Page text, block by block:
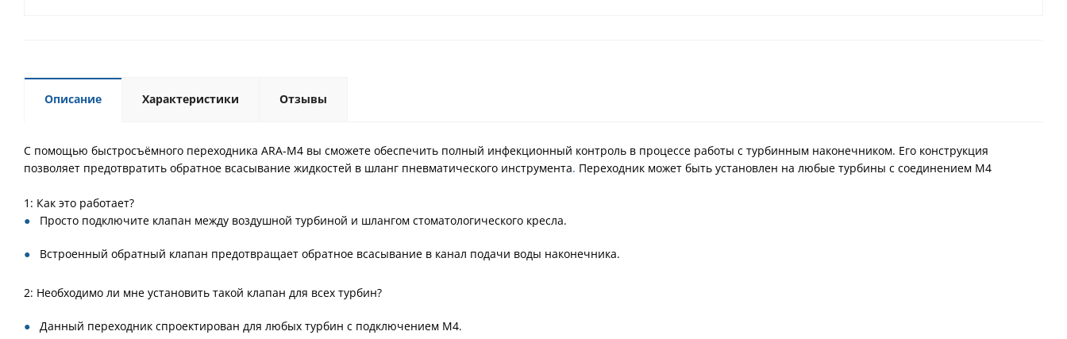
Описание Характеристики Отзывы
С помощью быстросъёмного переходника ARA-M4 вы сможете обеспечить полный инфекционный контроль в процессе работы с турбинным наконечником. Его конструкция
позволяет предотвратить обратное всасывание жидкостей в шланг пневматического инструмента. Переходник может быть установлен на любые турбины с соединением M4
1: Как это работает?
Просто подключите клапан между воздушной турбиной и шлангом стоматологического кресла.
Встроенный обратный клапан предотвращает обратное всасывание в канал подачи воды наконечника.
2: Необходимо ли мне установить такой клапан для всех турбин?
Данный переходник спроектирован для любых турбин с подключением М4.